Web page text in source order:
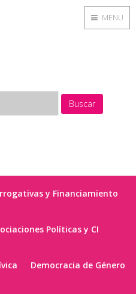
Buscar
y Financiamiento
Políticas y CI
Democracia de Género
MENU